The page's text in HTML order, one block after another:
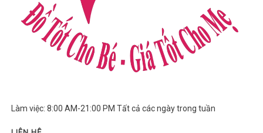
Làm việc: 8:00 AM-21:00 PM Tất cả các ngày trong tuần